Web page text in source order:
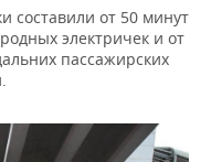
составили от 50 минут
электричек и от
пассажирских